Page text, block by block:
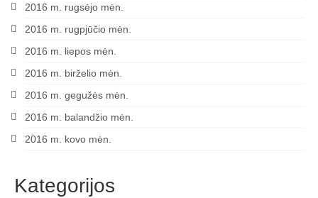
2016 m. rugsėjo mėn.
2016 m. rugpjūčio mėn.
2016 m. liepos mėn.
2016 m. birželio mėn.
2016 m. gegužės mėn.
2016 m. balandžio mėn.
2016 m. kovo mėn.
Kategorijos